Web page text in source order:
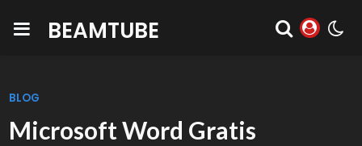
BEAMTUBE
BLOG
Microsoft Word Gratis